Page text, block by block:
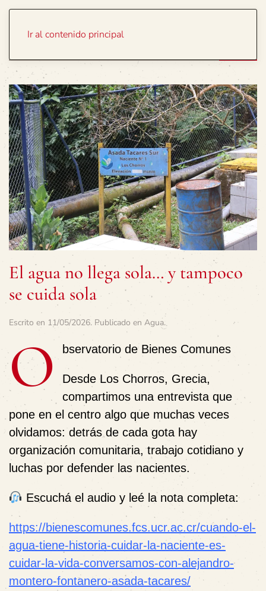
Ir al contenido principal
El agua no llega sola… y tampoco
se cuida sola
Escrito en 11/05/2026. Publicado en Agua.
O bservatorio de Bienes Comunes
Desde Los Chorros, Grecia,
compartimos una entrevista que
pone en el centro algo que muchas veces
olvidamos: detrás de cada gota hay
organización comunitaria, trabajo cotidiano y
luchas por defender las nacientes.
Escuchá el audio y leé la nota completa:
https://bienescomunes.fcs.ucr.ac.cr/cuando-el-
agua-tiene-historia-cuidar-la-naciente-es-
cuidar-la-vida-conversamos-con-alejandro-
montero-fontanero-asada-tacares/